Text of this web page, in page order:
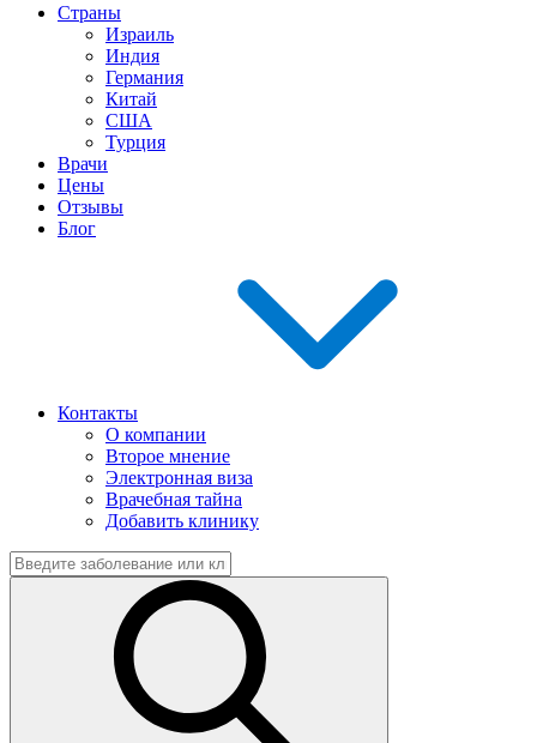
Страны
Израиль
Индия
Германия
Китай
США
Турция
Врачи
Цены
Отзывы
Блог
Контакты
О компании
Второе мнение
Электронная виза
Врачебная тайна
Добавить клинику